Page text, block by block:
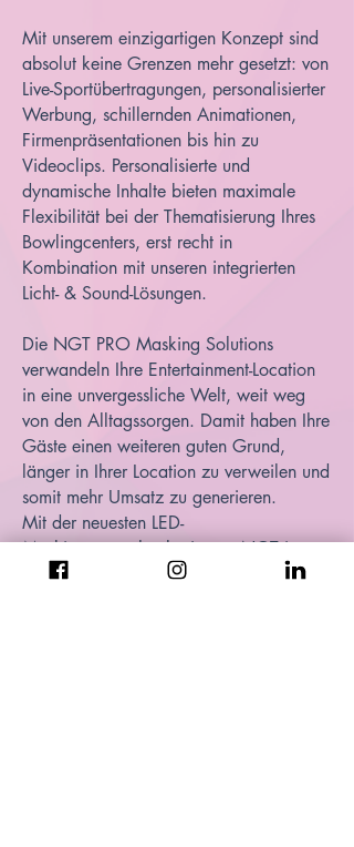
Mit unserem einzigartigen Konzept sind
absolut keine Grenzen mehr gesetzt: von
Live-Sportübertragungen, personalisierter
Werbung, schillernden Animationen,
Firmenpräsentationen bis hin zu
Videoclips. Personalisierte und
dynamische Inhalte bieten maximale
Flexibilität bei der Thematisierung Ihres
Bowlingcenters, erst recht in
Kombination mit unseren integrierten
Licht- & Sound-Lösungen.
Die NGT PRO Masking Solutions
verwandeln Ihre Entertainment-Location
in eine unvergessliche Welt, weit weg
von den Alltagssorgen. Damit haben Ihre
Gäste einen weiteren guten Grund,
länger in Ihrer Location zu verweilen und
somit mehr Umsatz zu generieren.
Mit der neuesten LED-
Maskierungstechnologie von NGT ist
praktisch alles möglich!